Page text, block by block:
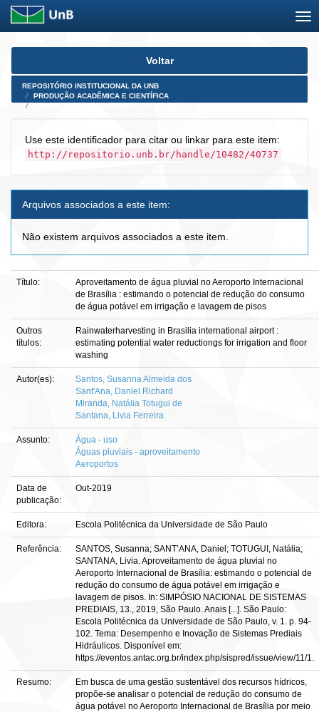
Skip
Voltar
REPOSITÓRIO INSTITUCIONAL DA UNB
PRODUÇÃO ACADÊMICA E CIENTÍFICA
Use este identificador para citar ou linkar para este item:
http://repositorio.unb.br/handle/10482/40737
Arquivos associados a este item:
Não existem arquivos associados a este item.
Título:
Aproveitamento de água pluvial no Aeroporto Internacional
de Brasília : estimando o potencial de redução do consumo
de água potável em irrigação e lavagem de pisos
Outros
títulos:
Rainwaterharvesting in Brasilia international airport :
estimating potential water reductiongs for irrigation and floor
washing
Autor(es):
Santos, Susanna Almeida dos
Sant'Ana, Daniel Richard
Miranda, Natália Totugui de
Santana, Livia Ferreira
Assunto:
Água - uso
Águas pluviais - aproveitamento
Aeroportos
Data de
publicação:
Out-2019
Editora: Escola Politécnica da Universidade de São Paulo
Referência:
SANTOS, Susanna; SANT’ANA, Daniel; TOTUGUI, Natália;
SANTANA, Livia. Aproveitamento de água pluvial no
Aeroporto Internacional de Brasília: estimando o potencial de
redução do consumo de água potável em irrigação e
lavagem de pisos. In: SIMPÓSIO NACIONAL DE SISTEMAS
PREDIAIS, 13., 2019, São Paulo. Anais [...]. São Paulo:
Escola Politécnica da Universidade de São Paulo, v. 1. p. 94-
102. Tema: Desempenho e Inovação de Sistemas Prediais
Hidráulicos. Disponível em:
https://eventos.antac.org.br/index.php/sispred/issue/view/11/1.
Resumo:
Em busca de uma gestão sustentável dos recursos hídricos,
propõe-se analisar o potencial de redução do consumo de
água potável no Aeroporto Internacional de Brasília por meio